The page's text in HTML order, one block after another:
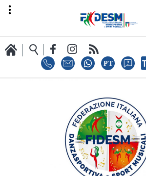
LA FEDERAZIONE
AREA SPORT